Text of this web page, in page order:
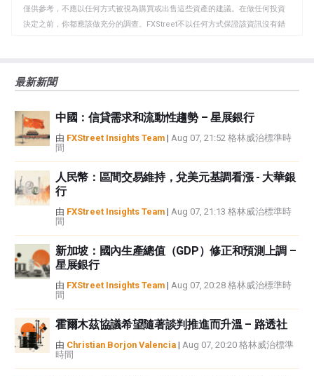
板
僅供參考，不應以任何方式被視為購買或出售這些資產的建議。在做任何投資
決定之前，你都應該做充分的調查。FXStreet不以任何方式保證該資訊沒有錯
觀點，並不代表FXStreet或其廣告商的官方政策或立場。作者不對本頁連結的
如果文章正文中沒有明確提到，在撰寫本文時，作者在本文中提到的任何股票
中都沒有頭寸，也沒有與文中提到的任何公司有業務關係。除了FXStreet，作
者沒有收到撰寫這篇文章的報酬。
FXStreet和作者不提供個性化的建議。作者對該資訊的準確性、完整性或適用
性不作任何陳述。FXStreet和作者將不承擔任何錯誤，遺漏或任何損失，傷害
或損害由此資訊及其顯示或使用引起的。錯誤和遺漏除外。本文作者和
FXStreet並非註冊投資顧問，本文內容無意提供任何投資建議。
最新新聞
中國：信貸需求和流動性趨勢 – 星展銀行
由 FXStreet Insights Team | Aug 07, 21:52 格林威治標準時
間
人民幣：區間交易維持，兌美元基調看漲 - 大華銀
行
由 FXStreet Insights Team | Aug 07, 21:13 格林威治標準時
間
新加坡：國內生產總值（GDP）修正和預測上調 –
星展銀行
由 FXStreet Insights Team | Aug 07, 20:28 格林威治標準時
間
霍爾木茲協議希望隨著談判推進而升溫 – 路透社
由 Christian Borjon Valencia | Aug 07, 20:20 格林威治標準
時間